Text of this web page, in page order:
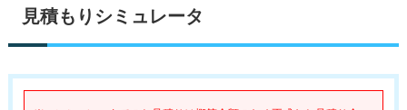
見積もりシミュレータ